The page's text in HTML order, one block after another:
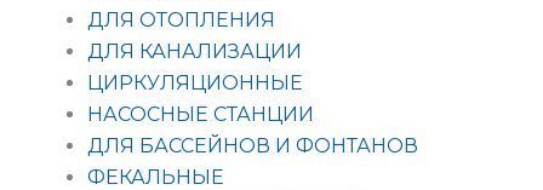
ДЛЯ ОТОПЛЕНИЯ
ДЛЯ КАНАЛИЗАЦИИ
ЦИРКУЛЯЦИОННЫЕ
НАСОСНЫЕ СТАНЦИИ
ДЛЯ БАССЕЙНОВ И ФОНТАНОВ
ФЕКАЛЬНЫЕ